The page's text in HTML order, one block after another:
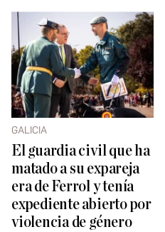
GALICIA
El guardia civil que ha
matado a su expareja
era de Ferrol y tenía
expediente abierto por
violencia de género